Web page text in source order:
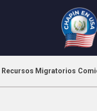
Recursos Migratorios